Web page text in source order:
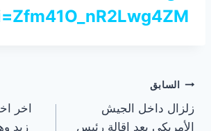
تصفّح
المقالات
السابق
زلزال داخل الجيش
الأمريكي بعد إقالة رئيس
اخر
زيد